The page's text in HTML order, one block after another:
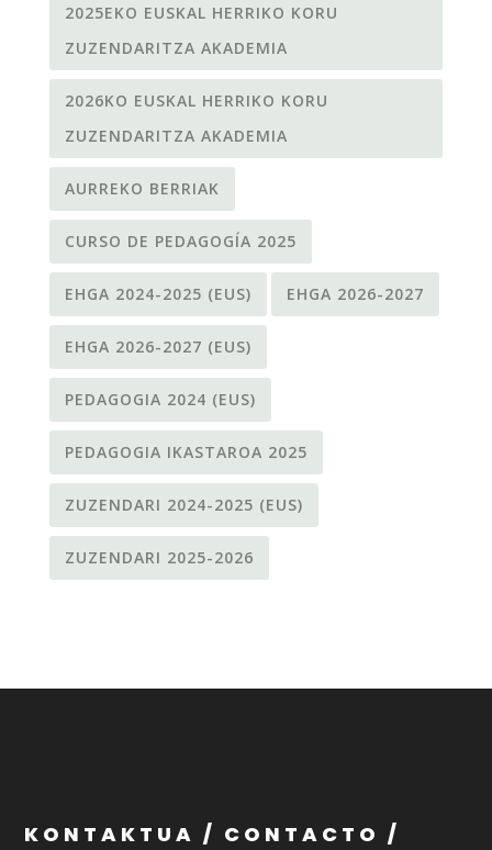
2025EKO EUSKAL HERRIKO KORU
ZUZENDARITZA AKADEMIA
2026KO EUSKAL HERRIKO KORU
ZUZENDARITZA AKADEMIA
AURREKO BERRIAK
CURSO DE PEDAGOGÍA 2025
EHGA 2024-2025 (EUS) EHGA 2026-2027
EHGA 2026-2027 (EUS)
PEDAGOGIA 2024 (EUS)
PEDAGOGIA IKASTAROA 2025
ZUZENDARI 2024-2025 (EUS)
ZUZENDARI 2025-2026
KONTAKTUA / CONTACTO /